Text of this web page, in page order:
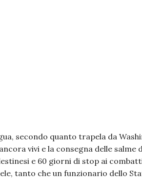
secondo quanto trapela da
vivi e la consegna delle salme
e 60 giorni di stop ai
tanto che un funzionario dello